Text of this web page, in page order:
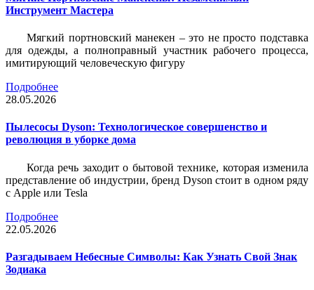
Инструмент Мастера
Мягкий портновский манекен – это не просто подставка
для одежды, а полноправный участник рабочего процесса,
имитирующий человеческую фигуру
Подробнее
28.05.2026
Пылесосы Dyson: Технологическое совершенство и
революция в уборке дома
Когда речь заходит о бытовой технике, которая изменила
представление об индустрии, бренд Dyson стоит в одном ряду
с Apple или Tesla
Подробнее
22.05.2026
Разгадываем Небесные Символы: Как Узнать Свой Знак
Зодиака